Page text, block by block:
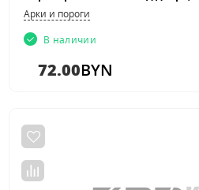
Арки и пороги
В наличии
72.00BYN